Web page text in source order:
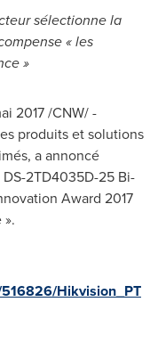
sélectionne la
« les
»
2017 /CNW/ -
produits et solutions
a annoncé
2TD4035D-25 Bi-
Award 2017
Hikvision_PT